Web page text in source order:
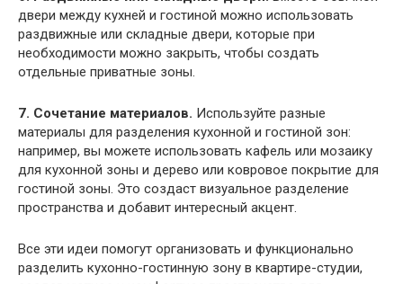
двери между кухней и гостиной можно использовать
раздвижные или складные двери, которые при
необходимости можно закрыть, чтобы создать
отдельные приватные зоны.
7. Сочетание материалов. Используйте разные
материалы для разделения кухонной и гостиной зон:
например, вы можете использовать кафель или мозаику
для кухонной зоны и дерево или ковровое покрытие для
гостиной зоны. Это создаст визуальное разделение
пространства и добавит интересный акцент.
Все эти идеи помогут организовать и функционально
разделить кухонно-гостинную зону в квартире-студии,